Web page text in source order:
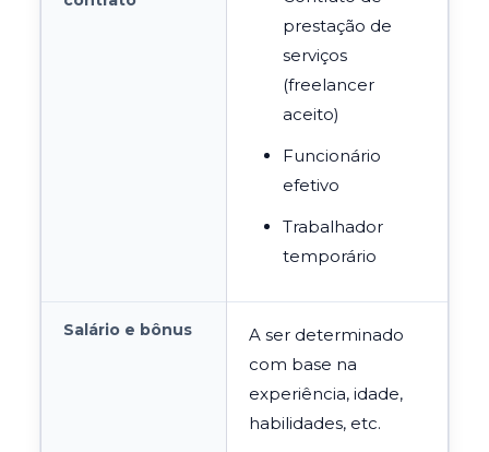
prestação de
serviços
(freelancer
aceito)
Funcionário
efetivo
Trabalhador
temporário
Salário e bônus
A ser determinado
com base na
experiência, idade,
habilidades, etc.